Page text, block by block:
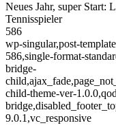
Neues Jahr, super Start:
Tennisspieler
586
wp-singular,post-
586,single-format-
bridge-
child-theme-ver-
9.0.1,vc_responsive